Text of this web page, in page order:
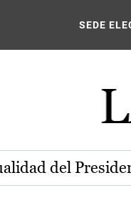
SEDE
del